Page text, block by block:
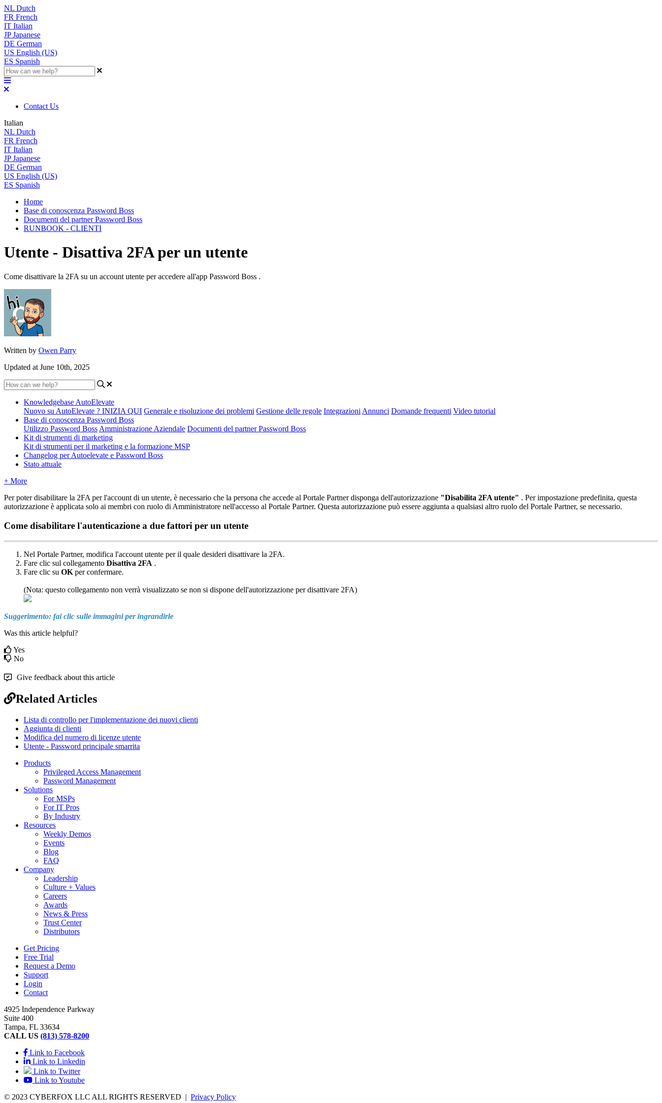
NL Dutch
FR French
IT Italian
JP Japanese
DE German
US English (US)
ES Spanish
Contact Us
Italian
NL Dutch
FR French
IT Italian
JP Japanese
DE German
US English (US)
ES Spanish
Home
Base di conoscenza Password Boss
Documenti del partner Password Boss
RUNBOOK - CLIENTI
Utente - Disattiva 2FA per un utente
Come disattivare la 2FA su un account utente per accedere all'app Password Boss .
Written by Owen Parry
Updated at June 10th, 2025
Knowledgebase AutoElevate
Nuovo su AutoElevate ? INIZIA QUI Generale e risoluzione dei problemi Gestione delle regole Integrazioni Annunci Domande frequenti Video tutorial
Base di conoscenza Password Boss
Utilizzo Password Boss Amministrazione Aziendale Documenti del partner Password Boss
Kit di strumenti di marketing
Kit di strumenti per il marketing e la formazione MSP
Changelog per Autoelevate e Password Boss
Stato attuale
+ More
Per poter disabilitare la 2FA per l'account di un utente, è necessario che la persona che accede al Portale Partner disponga dell'autorizzazione "Disabilita 2FA utente" . Per impostazione predefinita, questa
autorizzazione è applicata solo ai membri con ruolo di Amministratore nell'accesso al Portale Partner. Questa autorizzazione può essere aggiunta a qualsiasi altro ruolo del Portale Partner, se necessario.
Come disabilitare l'autenticazione a due fattori per un utente
Nel Portale Partner, modifica l'account utente per il quale desideri disattivare la 2FA.
Fare clic sul collegamento Disattiva 2FA .
Fare clic su OK per confermare.
(Nota: questo collegamento non verrà visualizzato se non si dispone dell'autorizzazione per disattivare 2FA)
Suggerimento: fai clic sulle immagini per ingrandirle
Was this article helpful?
Yes
No
Give feedback about this article
Related Articles
Lista di controllo per l'implementazione dei nuovi clienti
Aggiunta di clienti
Modifica del numero di licenze utente
Utente - Password principale smarrita
Products
Privileged Access Management
Password Management
Solutions
For MSPs
For IT Pros
By Industry
Resources
Weekly Demos
Events
Blog
FAQ
Company
Leadership
Culture + Values
Careers
Awards
News & Press
Trust Center
Distributors
Get Pricing
Free Trial
Request a Demo
Support
Login
Contact
4925 Independence Parkway
Suite 400
Tampa, FL 33634
CALL US (813) 578-8200
Link to Facebook
Link to Linkedin
Link to Twitter
Link to Youtube
© 2023 CYBERFOX LLC ALL RIGHTS RESERVED | Privacy Policy